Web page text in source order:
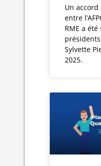
Un
entre
RME a
Sylvette
2025.